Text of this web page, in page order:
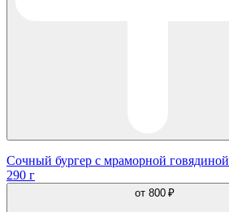
Сочный бургер с мраморной говядиной
290 г
от 800 ₽